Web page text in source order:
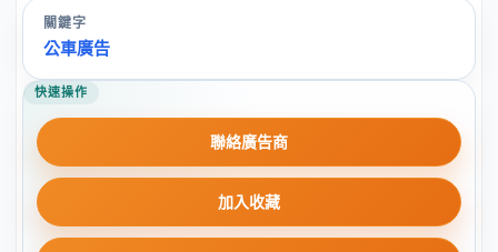
關鍵字
公車廣告
快速操作
聯絡廣告商
加入收藏